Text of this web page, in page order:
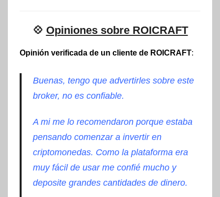
💠 Opiniones sobre ROICRAFT
Opinión verificada de un cliente de ROICRAFT:
Buenas, tengo que advertirles sobre este
broker, no es confiable.
A mi me lo recomendaron porque estaba
pensando comenzar a invertir en
criptomonedas. Como la plataforma era
muy fácil de usar me confié mucho y
deposite grandes cantidades de dinero.